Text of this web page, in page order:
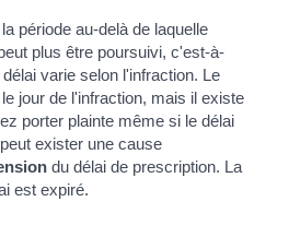
période au-delà de laquelle
plus être poursuivi, c'est-à-
varie selon l'infraction. Le
jour de l'infraction, mais il existe
porter plainte même si le délai
exister une cause
du délai de prescription. La
est expiré.